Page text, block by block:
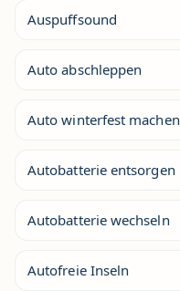
Auspuffsound
Auto abschleppen
Auto winterfest machen
Autobatterie entsorgen
Autobatterie wechseln
Autofreie Inseln